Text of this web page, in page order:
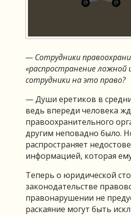
— Сотрудники
«распространение
сотрудники на это право?
— Души еретиков в
ведь впереди человека
правоохранительного
другим неповадно было.
распространяет
информацией, которая
Теперь о юридической
законодательстве
правонарушении не
раскаяние могут быть